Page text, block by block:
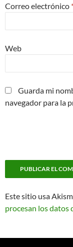
Correo electrónico
Web
Guarda mi
navegador para la
Este sitio usa
procesan los datos